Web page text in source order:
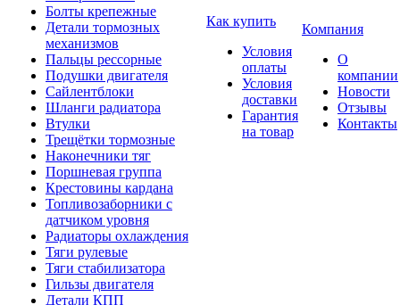
Болты крепежные
Детали тормозных
механизмов
Пальцы рессорные
Подушки двигателя
Сайлентблоки
Шланги радиатора
Втулки
Трещётки тормозные
Наконечники тяг
Поршневая группа
Крестовины кардана
Топливозаборники с
датчиком уровня
Радиаторы охлаждения
Тяги рулевые
Тяги стабилизатора
Гильзы двигателя
Детали КПП
Как купить
Условия
оплаты
Условия
доставки
Гарантия
на товар
Компания
О
компании
Новости
Отзывы
Контакты